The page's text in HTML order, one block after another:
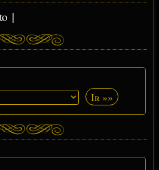
|
Ir »»